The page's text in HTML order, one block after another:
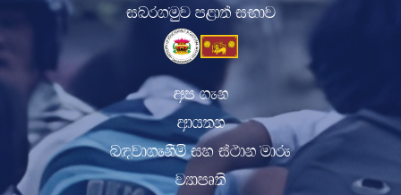
inr.uqj m<d;a iNdj
wm .ek
wdh;k
n|jd.ekSï iy ia:dk udre
jHdmD;s